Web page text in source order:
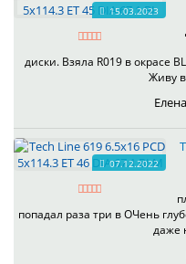
15.03.2023
диски. Взяла R019 в окрасе
Живу
07.12.2022
попадал раза три в ОЧень
даже